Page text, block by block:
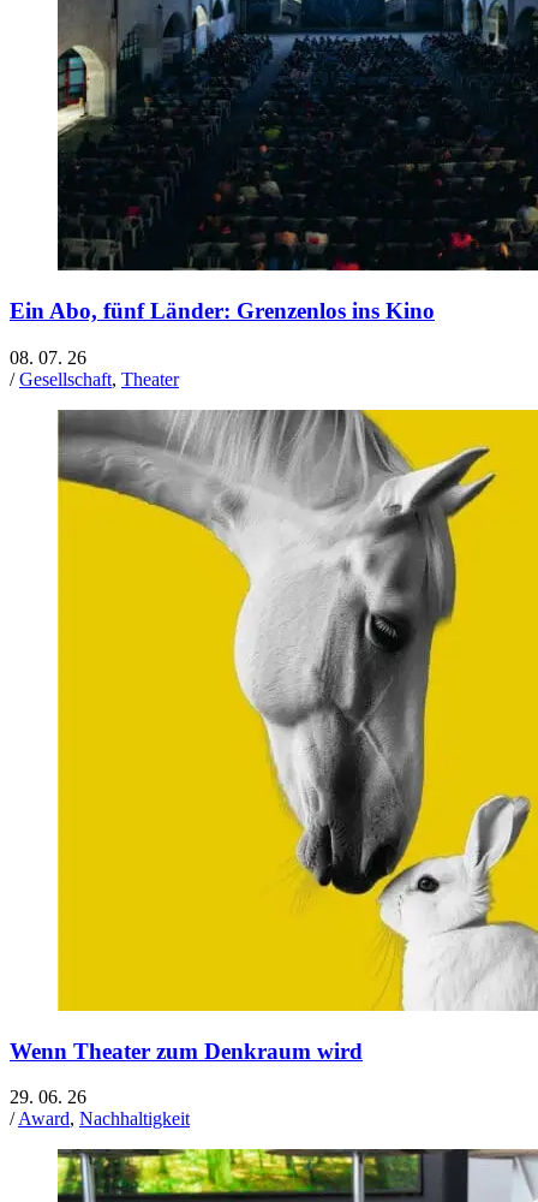
Ein Abo, fünf Länder: Grenzenlos ins Kino
08. 07. 26
/Gesellschaft, Theater
Wenn Theater zum Denkraum wird
29. 06. 26
/Award, Nachhaltigkeit